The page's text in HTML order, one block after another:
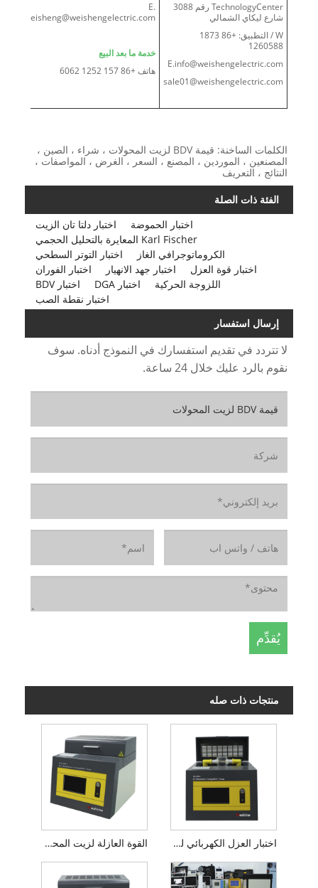
TechnologyCenter رقم 3088
شارع ليكاي الشمالي
W / التطبيق: +86 1873
1260588
E.info@weishengelectric.com
sale01@weishengelectric.com
E.
bdweisheng@weishengelectric.com
خدمة ما بعد البيع
هاتف +86 157 1252 6062
الكلمات الساخنة: قيمة BDV لزيت المحولات ، شراء ، الصين ،
المصنعين ، الموردين ، المصنع ، السعر ، الغرض ، المواصفات ،
النتائج ، التعريف
الفئة ذات الصلة
اختبار دلتا تان الزيت
اختبار الحموضة
Karl Fischer المعايرة بالتحليل الحجمي
اختبار التوتر السطحي
الكروماتوجرافي الغاز
اختبار الفوران
اختبار جهد الانهيار
اختبار قوة العزل
اختبار BDV
اختبار DGA
اللزوجة الحركية
اختبار نقطة الصب
إرسال استفسار
لا تتردد في تقديم استفسارك في النموذج أدناه. سوف
نقوم بالرد عليك خلال 24 ساعة.
منتجات ذات صله
القوة العازلة لزيت المحولات اختبار العزل الكهربائي لزيت المحولات